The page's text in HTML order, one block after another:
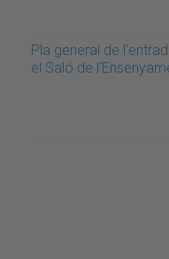
Pla general de
el Saló de